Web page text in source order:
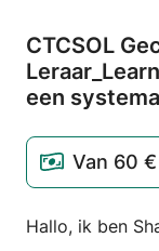
CTCSOL
een
Van 60 €
Hallo, ik ben